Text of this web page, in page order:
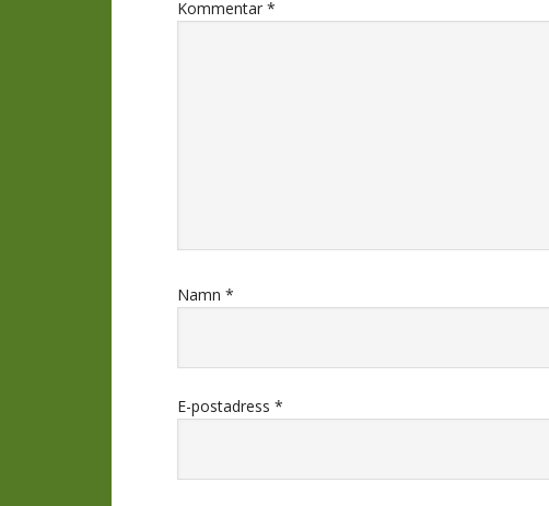
Kommentar *
Namn *
E-postadress *